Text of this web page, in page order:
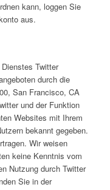
kann, loggen Sie
aus.
Twitter
durch die
San Francisco, CA
und der Funktion
Websites mit Ihrem
bekannt gegeben.
Wir weisen
keine Kenntnis vom
Nutzung durch Twitter
Sie in der